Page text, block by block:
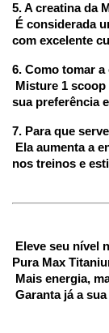
5. A creatina da
com excelente
6. Como tomar
sua preferência
7. Para que
nos treinos e
Eleve seu nível
Pura Max
Mais energia,
Garanta já a